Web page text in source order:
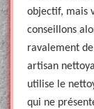
objectif, mais
conseillons
ravalement
artisan
utilise le
qui ne